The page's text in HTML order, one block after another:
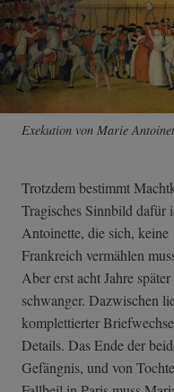
Exekution von Marie
Trotzdem bestimmt
Tragisches Sinnbild
Antoinette, die sich,
Frankreich vermählen
Aber erst acht Jahre
schwanger. Dazwischen
komplettierter
Details. Das Ende der
Gefängnis, und von